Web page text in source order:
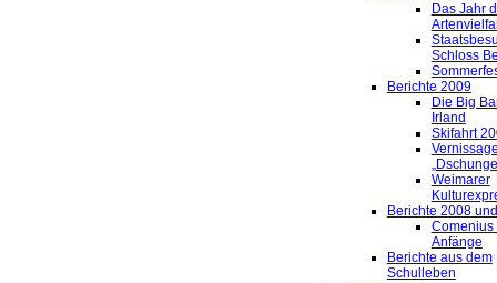
Das Jahr
Schloss
Berichte 2009
Die Big
Irland
Skifahrt
Weimarer
Berichte 2008
Comenius
Anfänge
Berichte aus dem
Schulleben